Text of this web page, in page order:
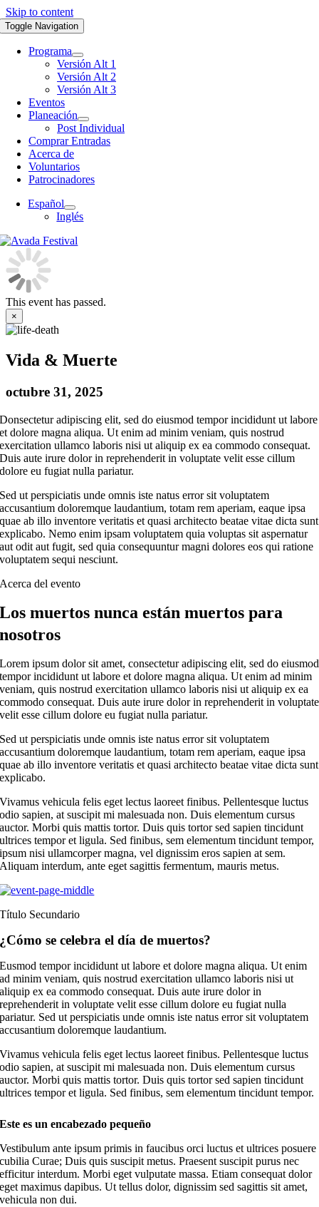
Skip to content
Toggle Navigation
Programa
Versión Alt 1
Versión Alt 2
Versión Alt 3
Eventos
Planeación
Post Individual
Comprar Entradas
Acerca de
Voluntarios
Patrocinadores
Español
Inglés
This event has passed.
×
Vida & Muerte
octubre 31, 2025
Donsectetur adipiscing elit, sed do eiusmod tempor incididunt ut labore
et dolore magna aliqua. Ut enim ad minim veniam, quis nostrud
exercitation ullamco laboris nisi ut aliquip ex ea commodo consequat.
Duis aute irure dolor in reprehenderit in voluptate velit esse cillum
dolore eu fugiat nulla pariatur.
Sed ut perspiciatis unde omnis iste natus error sit voluptatem
accusantium doloremque laudantium, totam rem aperiam, eaque ipsa
quae ab illo inventore veritatis et quasi architecto beatae vitae dicta sunt
explicabo. Nemo enim ipsam voluptatem quia voluptas sit aspernatur
aut odit aut fugit, sed quia consequuntur magni dolores eos qui ratione
voluptatem sequi nesciunt.
Acerca del evento
Los muertos nunca están muertos para
nosotros
Lorem ipsum dolor sit amet, consectetur adipiscing elit, sed do eiusmod
tempor incididunt ut labore et dolore magna aliqua. Ut enim ad minim
veniam, quis nostrud exercitation ullamco laboris nisi ut aliquip ex ea
commodo consequat. Duis aute irure dolor in reprehenderit in voluptate
velit esse cillum dolore eu fugiat nulla pariatur.
Sed ut perspiciatis unde omnis iste natus error sit voluptatem
accusantium doloremque laudantium, totam rem aperiam, eaque ipsa
quae ab illo inventore veritatis et quasi architecto beatae vitae dicta sunt
explicabo.
Vivamus vehicula felis eget lectus laoreet finibus. Pellentesque luctus
odio sapien, at suscipit mi malesuada non. Duis elementum cursus
auctor. Morbi quis mattis tortor. Duis quis tortor sed sapien tincidunt
ultrices tempor et ligula. Sed finibus, sem elementum tincidunt tempor,
ipsum nisi ullamcorper magna, vel dignissim eros sapien at sem.
Aliquam interdum, ante eget sagittis fermentum, mauris metus.
Título Secundario
¿Cómo se celebra el día de muertos?
Eusmod tempor incididunt ut labore et dolore magna aliqua. Ut enim
ad minim veniam, quis nostrud exercitation ullamco laboris nisi ut
aliquip ex ea commodo consequat. Duis aute irure dolor in
reprehenderit in voluptate velit esse cillum dolore eu fugiat nulla
pariatur. Sed ut perspiciatis unde omnis iste natus error sit voluptatem
accusantium doloremque laudantium.
Vivamus vehicula felis eget lectus laoreet finibus. Pellentesque luctus
odio sapien, at suscipit mi malesuada non. Duis elementum cursus
auctor. Morbi quis mattis tortor. Duis quis tortor sed sapien tincidunt
ultrices tempor et ligula. Sed finibus, sem elementum tincidunt tempor.
Este es un encabezado pequeño
Vestibulum ante ipsum primis in faucibus orci luctus et ultrices posuere
cubilia Curae; Duis quis suscipit metus. Praesent suscipit purus nec
efficitur interdum. Morbi eget vulputate massa. Etiam consequat dolor
eget maximus dapibus. Ut tellus dolor, dignissim sed sagittis sit amet,
vehicula non dui.